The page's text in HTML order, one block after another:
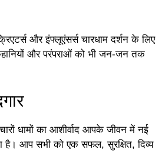
और इंफ्लूएंसर्स चारधाम दर्शन के लिए
और परंपराओं को भी जन-जन तक
धामों का आशीर्वाद आपके जीवन में नई
है। आप सभी को एक सफल, सुरक्षित, दिव्य